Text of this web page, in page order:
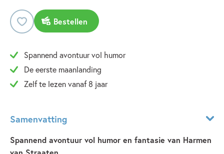
Bestellen
Spannend avontuur vol humor
De eerste maanlanding
Zelf te lezen vanaf 8 jaar
Samenvatting
Spannend avontuur vol humor en fantasie van Harmen